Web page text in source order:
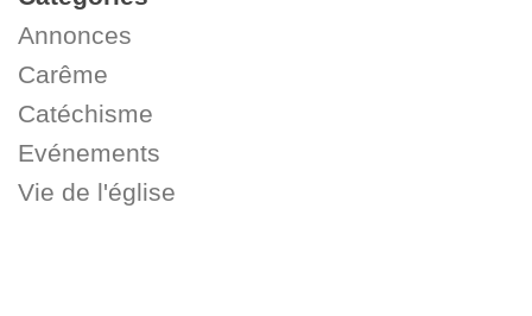
Annonces
Carême
Catéchisme
Evénements
Vie de l'église